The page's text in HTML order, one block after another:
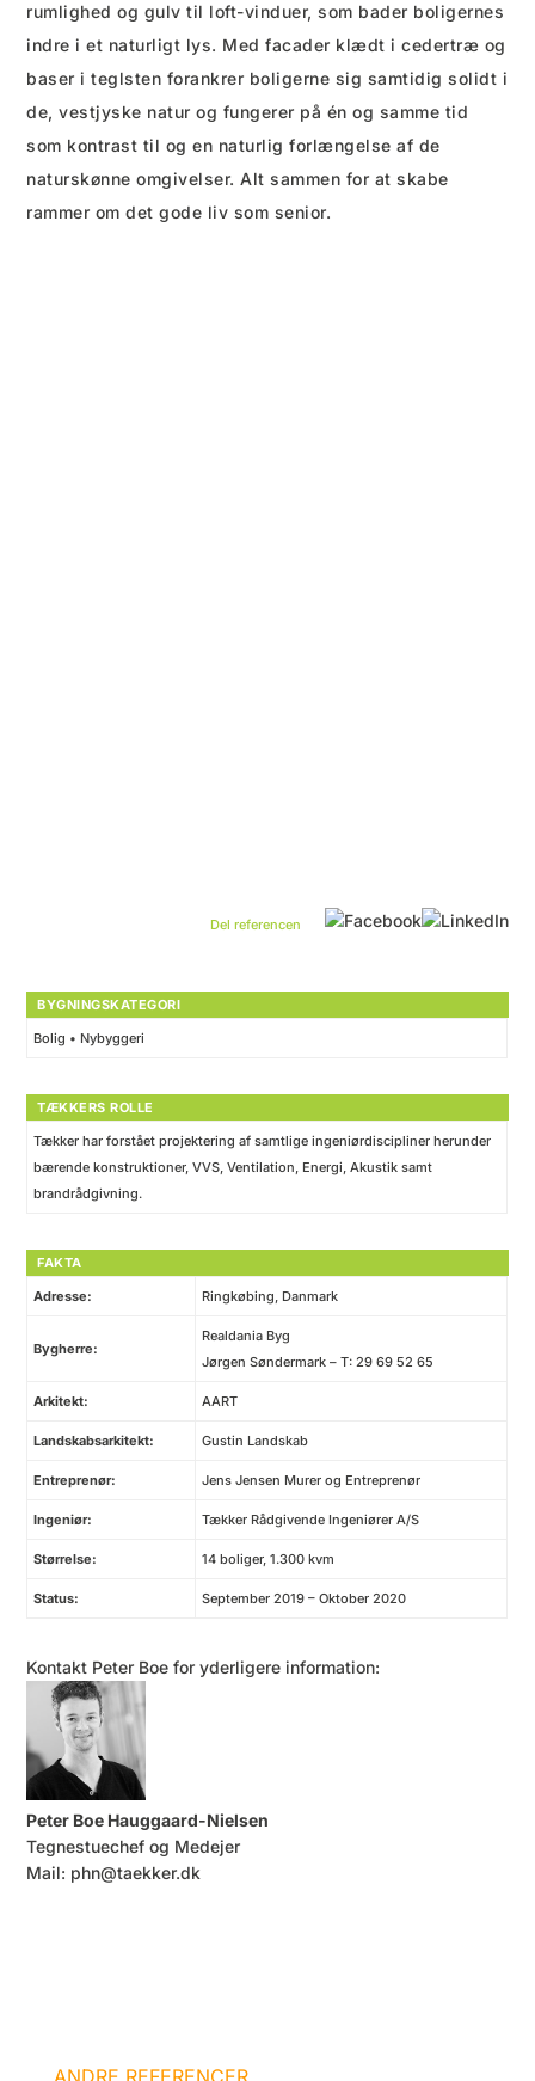
rumlighed og gulv til loft-vinduer, som bader boligernes
indre i et naturligt lys. Med facader klædt i cedertræ og
baser i teglsten forankrer boligerne sig samtidig solidt i
de, vestjyske natur og fungerer på én og samme tid
som kontrast til og en naturlig forlængelse af de
naturskønne omgivelser. Alt sammen for at skabe
rammer om det gode liv som senior.
BYGNINGSKATEGORI
Bolig • Nybyggeri
TÆKKERS ROLLE
Tækker har forstået projektering af samtlige ingeniørdiscipliner herunder
bærende konstruktioner, VVS, Ventilation, Energi, Akustik samt
brandrådgivning.
FAKTA
Adresse:
Ringkøbing, Danmark
Bygherre:
Realdania Byg
Jørgen Søndermark – T: 29 69 52 65
Arkitekt: AART
Landskabsarkitekt: Gustin Landskab
Entreprenør: Jens Jensen Murer og Entreprenør
Ingeniør: Tækker Rådgivende Ingeniører A/S
Størrelse: 14 boliger, 1.300 kvm
Status: September 2019 – Oktober 2020
Kontakt Peter Boe for yderligere information:
Peter Boe Hauggaard-Nielsen
Tegnestuechef og Medejer
Mail: phn@taekker.dk
ANDRE REFERENCER